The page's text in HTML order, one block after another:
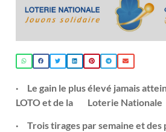
·
Le gain le plus élevé jamais
LOTO et de la Loterie Nationale
·
Trois tirages par semaine et des